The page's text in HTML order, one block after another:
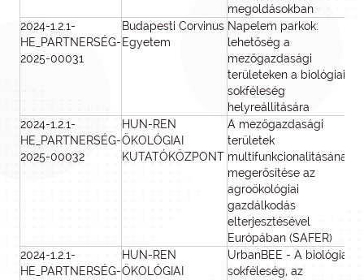
megoldásokban
2024-1.2.1-
HE_PARTNERSÉG-
2025-00031
Budapesti Corvinus
Egyetem
Napelem parkok:
lehetőség a
mezőgazdasági
területeken a biológiai
sokféleség
helyreállítására
2024-1.2.1-
HE_PARTNERSÉG-
2025-00032
HUN-REN
ÖKOLÓGIAI
KUTATÓKÖZPONT
A mezőgazdasági
területek
multifunkcionalitásának
megerősítése az
agroökológiai
gazdálkodás
elterjesztésével
Európában (SAFER)
2024-1.2.1-
HE_PARTNERSÉG-
HUN-REN
ÖKOLÓGIAI
UrbanBEE - A biológiai
sokféleség, az